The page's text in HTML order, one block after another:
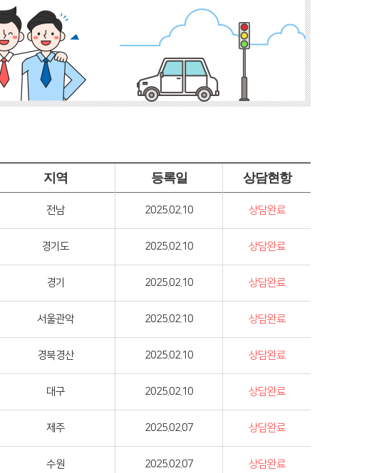
지역 등록일 상담현항
전남 2025.02.10 상담완료
경기도 2025.02.10 상담완료
경기 2025.02.10 상담완료
서울관악 2025.02.10 상담완료
경북경산 2025.02.10 상담완료
대구 2025.02.10 상담완료
제주 2025.02.07 상담완료
수원 2025.02.07 상담완료